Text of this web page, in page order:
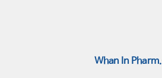
Whan In Pharm.